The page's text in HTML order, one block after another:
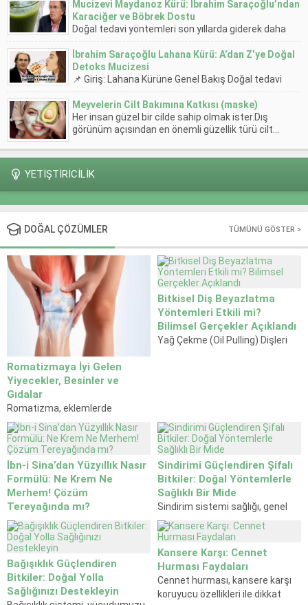
oluşan...
Mucizevi Maydanoz Kürü: İbrahim Saraçoğlu’ndan
Karaciğer ve Böbrek Dostu
Doğal tedavi yöntemleri son yıllarda giderek daha
fazla ilgi görüyor. Özellikle Prof. Dr. İbrahim
Saraçoğlu’nun...
İbrahim Saraçoğlu Lahana Kürü: A’dan Z’ye Doğal
Detoks Mucizesi
📌 Giriş: Lahana Kürüne Genel Bakış Doğal tedavi
yöntemleri son yıllarda büyük ilgi görüyor. Bitkisel...
Meyvelerin Cilt Bakımına Katkısı (maske)
Her insan güzel bir cilde sahip olmak ister.Dış
görünüm açısından en önemli güzellik türü cilt...
YETİŞTİRİCİLİK
DOĞAL ÇÖZÜMLER TÜMÜNÜ GÖSTER >
Romatizmaya İyi Gelen
Yiyecekler, Besinler ve
Gıdalar
Romatizma, eklemlerde
iltihaplanmalara yol açan yaygın
bir hastalıktır. Bu durum, hareket
kabiliyetini sınırlar ve günlük
yaşamı oldukça zorlaştırır.
Romatizmanın tedavisi uzun
sürebilir; ancak doğru
beslenme...
Bitkisel Diş Beyazlatma
Yöntemleri Etkili mi?
Bilimsel Gerçekler Açıklandı
Yağ Çekme (Oil Pulling) Dişleri
belirli bir...
İbn-i Sina’dan Yüzyıllık Nasır
Formülü: Ne Krem Ne
Merhem! Çözüm
Tereyağında mı?
İbn-i Sina’dan Nasır İçin Tereyağı
Formülü | Doğal Nasır
Tedavisiİbn-i Sina’nın El Kanun
fi't Tıbb eserinde yer alan nasır
için tereyağı önerisi yeniden
gündemde. Nasır...
Sindirimi Güçlendiren Şifalı
Bitkiler: Doğal Yöntemlerle
Sağlıklı Bir Mide
Sindirim sistemi sağlığı, genel
yaşam kalitemizi doğrudan
etkileyen önemli bir faktördür.
Modern yaşamın getirdiği stres,
hazır gıdalar ve düzensiz
beslenme alışkanlıkları sindirim
sorunlarını artırmaktadır. Neyse...
Bağışıklık Güçlendiren
Bitkiler: Doğal Yolla
Sağlığınızı Destekleyin
Kansere Karşı: Cennet
Hurması Faydaları
Cennet hurması, kansere karşı
koruyucu özellikleri ile dikkat